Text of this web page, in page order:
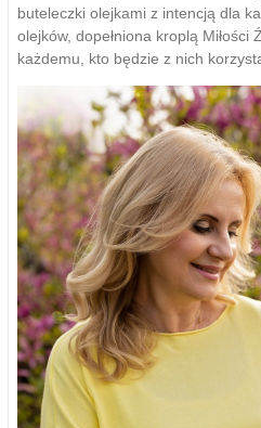
buteleczki olejkami z intencją dla
olejków, dopełniona kroplą Miłości
każdemu, kto będzie z nich